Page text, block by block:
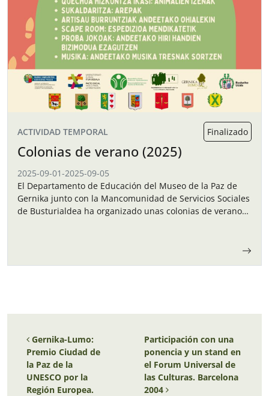
ACTIVIDAD TEMPORAL Finalizado
Colonias de verano (2025)
2025-09-01-2025-09-05
El Departamento de Educación del Museo de la Paz de
Gernika junto con la Mancomunidad de Servicios Sociales
de Busturialdea ha organizado unas colonias de verano
Navegación de entradas
Gernika-Lumo:
Premio Ciudad de
la Paz de la
UNESCO por la
Región Europea.
Participación con una
ponencia y un stand en
el Forum Universal de
las Culturas. Barcelona
2004